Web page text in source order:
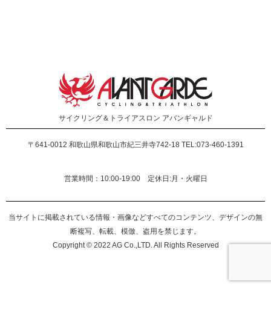
サイクリング＆トライアスロン アバンギャルド
〒641-0012 和歌山県和歌山市紀三井寺742-18 TEL:073-460-1391
営業時間：10:00-19:00 定休日:月・火曜日
当サイトに掲載されている情報・画像などすべてのコンテンツ、デザインの無
断複写、転載、模倣、盗用を禁じます。
Copyright © 2022 AG Co.,LTD. All Rights Reserved